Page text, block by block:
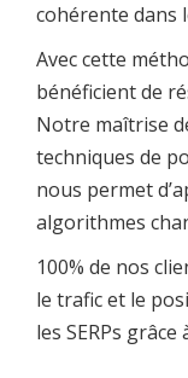
cohérente dans
Avec cette
bénéficient de
Notre maîtrise
techniques de
nous permet
algorithmes
100% de nos
le trafic et le
les SERPs grâce